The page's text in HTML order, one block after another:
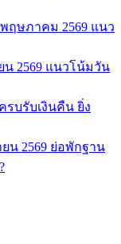
ฤษภาคม 2569 แนว
น 2569 แนวโน้มวัน
รบรับเงินคืน ยิ่ง
น 2569 ย่อพักฐาน